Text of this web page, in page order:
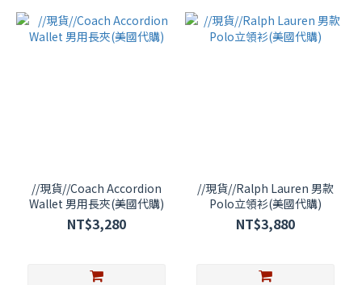
//現貨//Coach Accordion
Wallet 男用長夾(美國代購)
NT$3,280
//現貨//Ralph Lauren 男款
Polo立領衫(美國代購)
NT$3,880